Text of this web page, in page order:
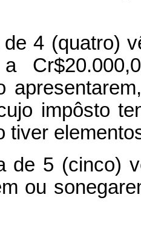
4 (quatro)
impôsto
tiver
de 5 (cinco)
ou